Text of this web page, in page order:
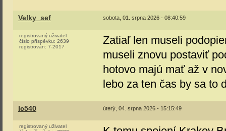
Velky_sef sobota, 01. srpna 2026 - 08:40:59
registrovaný uživatel
číslo příspěvku: 2639
registrován: 7-2017
Zatiaľ len museli
museli znovu postaviť
hotovo majú mať až v
lebo za ten čas by sa to
Ic540 úterý, 04. srpna 2026 - 15:15:49
registrovaný uživatel